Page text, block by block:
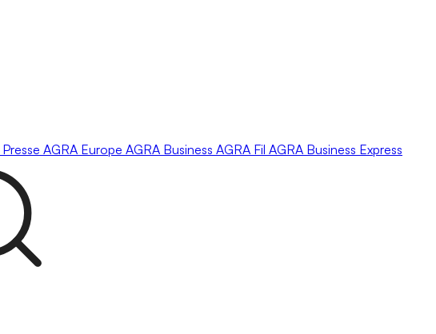
Presse AGRA Europe AGRA Business AGRA Fil AGRA Business Express